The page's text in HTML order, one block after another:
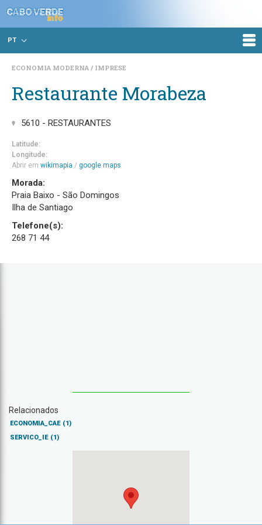
PT
ECONOMIA MODERNA IMPRESE
Restaurante Morabeza
5610 - RESTAURANTES
Latitude:
Longitude:
Abrir em wikimapia / google maps
Morada:
Praia Baixo - São Domingos
Ilha de Santiago
Telefone(s):
268 71 44
Relacionados
ECONOMIA_CAE (1)
SERVICO_IE (1)